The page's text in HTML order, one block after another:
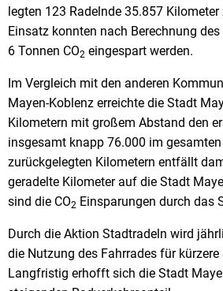
legten 123 Radelnde 35.857
Einsatz konnten nach Berechnung
6 Tonnen CO2 eingespart werden.
Im Vergleich mit den anderen
Mayen-Koblenz erreichte die Stadt
Kilometern mit großem Abstand den
insgesamt knapp 76.000 im
zurückgelegten Kilometern entfällt
geradelte Kilometer auf die Stadt
sind die CO2 Einsparungen durch das
Durch die Aktion Stadtradeln wird
die Nutzung des Fahrrades für kürzere
Langfristig erhofft sich die Stadt